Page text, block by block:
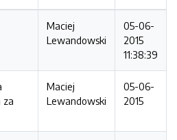
Maciej
Lewandowski
05-06-
2015
11:38:39
za
Maciej
Lewandowski
05-06-
2015